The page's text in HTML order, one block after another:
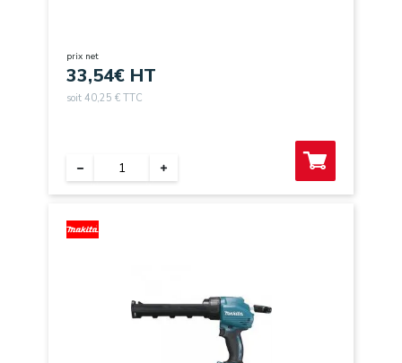
prix net
33,54€ HT
soit 40,25 € TTC